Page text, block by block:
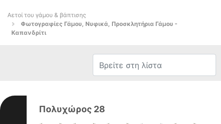
Αετοί του γάμου & βάπτισης
Φωτογραφίες Γάμου, Νυφικά, Προσκλητήρια Γάμου -
Καπανδρίτι
Πολυχώρος 28